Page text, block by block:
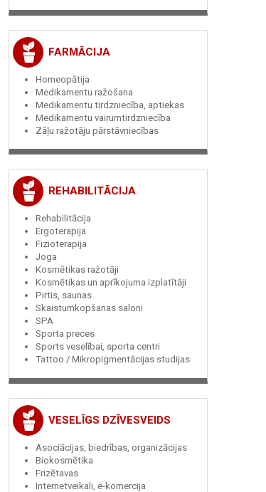
FARMĀCIJA
Homeopātija
Medikamentu ražošana
Medikamentu tirdzniecība, aptiekas
Medikamentu vairumtirdzniecība
Zāļu ražotāju pārstāvniecības
REHABILITĀCIJA
Rehabilitācija
Ergoterapija
Fizioterapija
Joga
Kosmētikas ražotāji
Kosmētikas un aprīkojuma izplatītāji
Pirtis, saunas
Skaistumkopšanas saloni
SPA
Sporta preces
Sports veselībai, sporta centri
Tattoo / Mikropigmentācijas studijas
VESELĪGS DZĪVESVEIDS
Asociācijas, biedrības, organizācijas
Biokosmētika
Frizētavas
Internetveikali, e-komercija